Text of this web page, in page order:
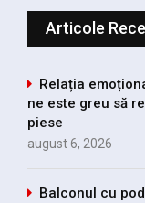
Articole
Relația
ne este greu să
piese
august 6, 2026
Balconul cu